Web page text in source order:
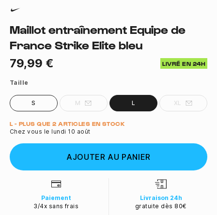
Maillot entraînement Equipe de
France Strike Elite bleu
79,99 € LIVRÉ EN 24H
Taille
S M L XL
Quantité
L - PLUS QUE 2 ARTICLES EN STOCK
Chez vous le lundi 10 août
AJOUTER AU PANIER
Paiement
3/4x sans frais
Livraison 24h
gratuite dès 80€